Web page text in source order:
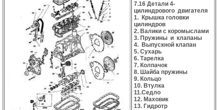
7.16 Детали 4-
цилиндрового двигателя
1. Крышка головки
цилиндров
2. Валики с коромыслами
3. Пружины и клапаны
4. Выпускной клапан
5. Сухарь
6. Тарелка
7. Колпачок
8. Шайба пружины
9. Кольцо
10. Втулка
11.Седло
12. Маховик
13. Гидротр